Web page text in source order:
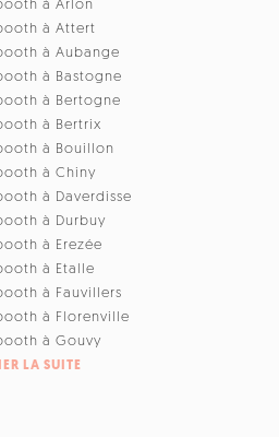
à Arlon
à Attert
à Aubange
à Bastogne
à Bertogne
à Bertrix
à Bouillon
à Chiny
à Daverdisse
à Durbuy
à Erezée
à Etalle
à Fauvillers
à Florenville
à Gouvy
LA SUITE